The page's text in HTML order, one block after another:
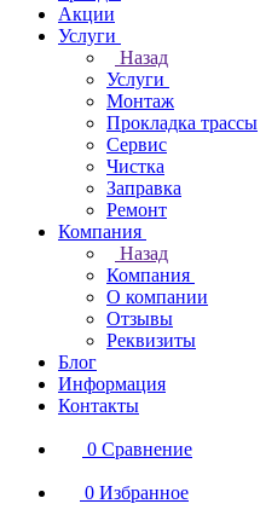
Акции
Услуги
Назад
Услуги
Монтаж
Прокладка трассы
Сервис
Чистка
Заправка
Ремонт
Компания
Назад
Компания
О компании
Отзывы
Реквизиты
Блог
Информация
Контакты
0 Сравнение
0 Избранное